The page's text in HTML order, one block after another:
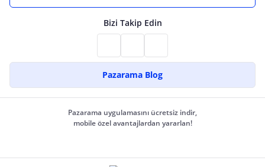
Bizi Takip Edin
Pazarama Blog
Pazarama uygulamasını ücretsiz indir,
mobile özel avantajlardan yararlan!